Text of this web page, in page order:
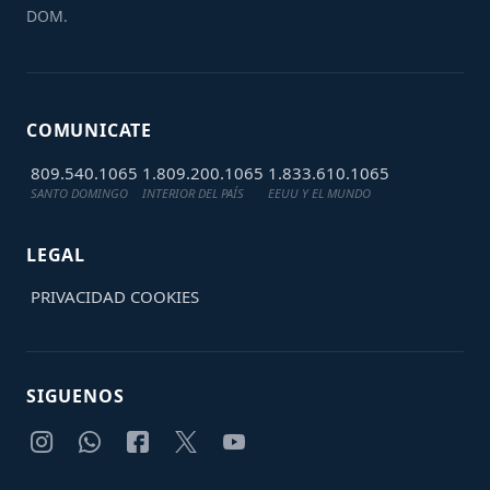
DOM.
COMUNICATE
809.540.1065
SANTO DOMINGO
1.809.200.1065
INTERIOR DEL PAÍS
1.833.610.1065
EEUU Y EL MUNDO
LEGAL
PRIVACIDAD COOKIES
SIGUENOS